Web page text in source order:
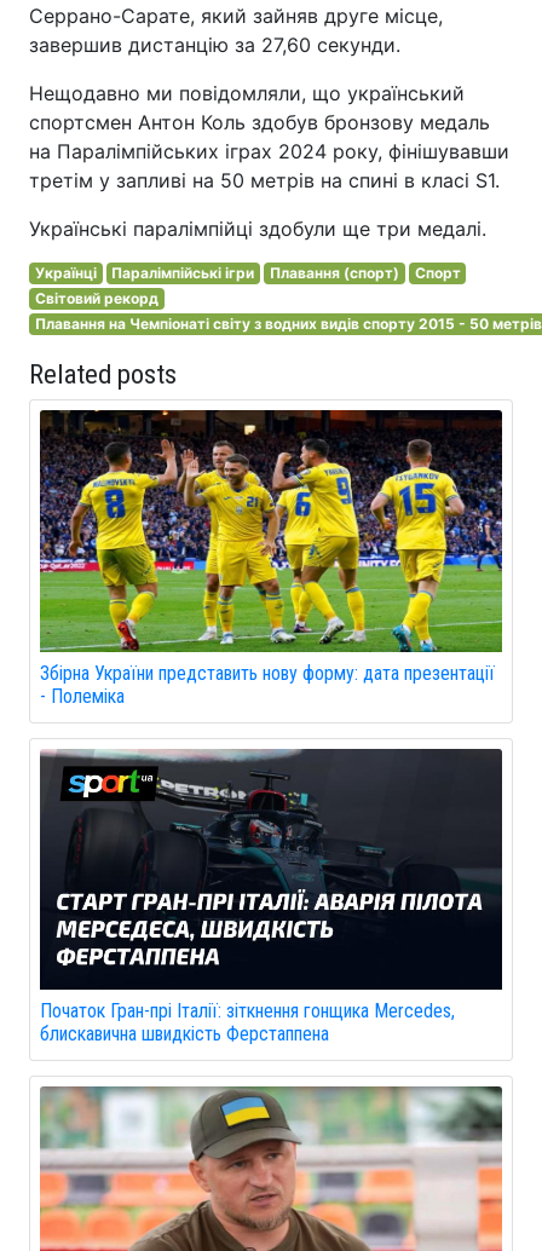
Серрано-Сарате, який зайняв друге місце,
завершив дистанцію за 27,60 секунди.
Нещодавно ми повідомляли, що український
спортсмен Антон Коль здобув бронзову медаль
на Паралімпійських іграх 2024 року, фінішувавши
третім у запливі на 50 метрів на спині в класі S1.
Українські паралімпійці здобули ще три медалі.
Українці Паралімпійські ігри Плавання (спорт)
Спорт
Світовий рекорд
Плавання на Чемпіонаті світу з водних видів спорту 2015 - 50
Related posts
Збірна України представить нову форму: дата презентації
- Полеміка
Початок Гран-прі Італії: зіткнення гонщика Mercedes,
блискавична швидкість Ферстаппена